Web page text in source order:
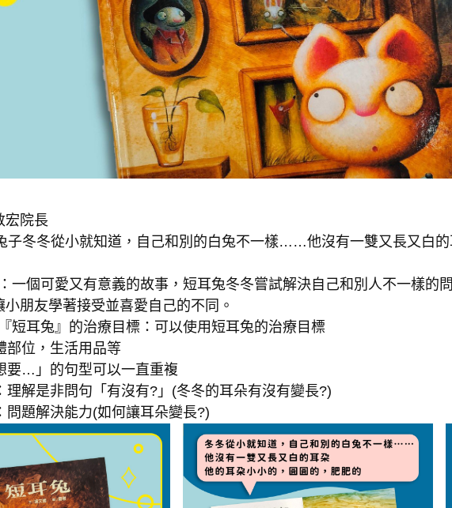
宏院長
子冬冬從小就知道，自己和別的白兔不一樣……他沒有一雙又長又白
一個可愛又有意義的故事，短耳兔冬冬嘗試解決自己和別人不一樣的
小朋友學著接受並喜愛自己的不同。
短耳兔』的治療目標：可以使用短耳兔的治療目標
部位，生活用品等
要…」的句型可以一直重複
理解是非問句「有沒有?」(冬冬的耳朵有沒有變長?)
問題解決能力(如何讓耳朵變長?)